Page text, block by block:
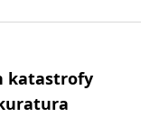
katastrofy